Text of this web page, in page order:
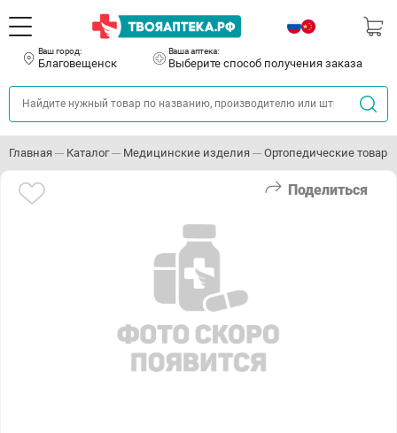
Ваш город:
Благовещенск
Ваша аптека:
Выберите способ получения заказа
Главная Каталог Медицинские изделия Ортопедические товары
Поделиться